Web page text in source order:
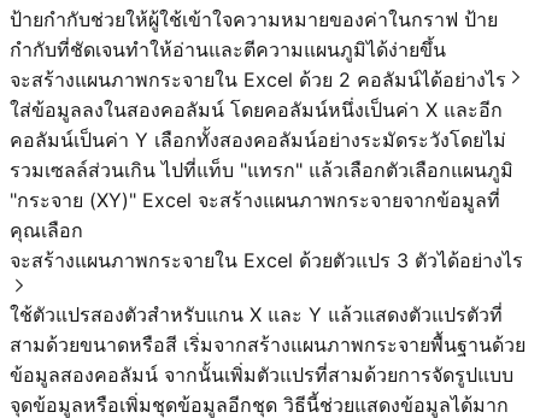
ป้ายกำกับช่วยให้ผู้ใช้เข้าใจความหมายของค่าในกราฟ ป้าย
กำกับที่ชัดเจนทำให้อ่านและตีความแผนภูมิได้ง่ายขึ้น
จะสร้างแผนภาพกระจายใน Excel ด้วย 2 คอลัมน์ได้อย่างไร
ใส่ข้อมูลลงในสองคอลัมน์ โดยคอลัมน์หนึ่งเป็นค่า X และอีก
คอลัมน์เป็นค่า Y เลือกทั้งสองคอลัมน์อย่างระมัดระวังโดยไม่
รวมเซลล์ส่วนเกิน ไปที่แท็บ "แทรก" แล้วเลือกตัวเลือกแผนภูมิ
"กระจาย (XY)" Excel จะสร้างแผนภาพกระจายจากข้อมูลที่
คุณเลือก
จะสร้างแผนภาพกระจายใน Excel ด้วยตัวแปร 3 ตัวได้อย่างไร
ใช้ตัวแปรสองตัวสำหรับแกน X และ Y แล้วแสดงตัวแปรตัวที่
สามด้วยขนาดหรือสี เริ่มจากสร้างแผนภาพกระจายพื้นฐานด้วย
ข้อมูลสองคอลัมน์ จากนั้นเพิ่มตัวแปรที่สามด้วยการจัดรูปแบบ
จุดข้อมูลหรือเพิ่มชุดข้อมูลอีกชุด วิธีนี้ช่วยแสดงข้อมูลได้มาก